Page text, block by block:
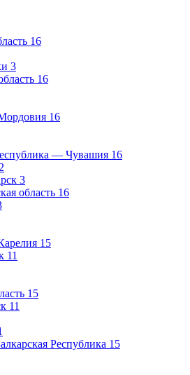
16
3
16
16
— Чувашия 16
3
область 16
15
11
15
11
Республика 15